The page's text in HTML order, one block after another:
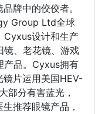
牌中的佼佼者。
Group Ltd全球
Cyxus设计和生产
镜、老花镜、游戏
产品。Cyxus拥有
片运用美国HEV-
部分有害蓝光，
推荐眼镜产品，